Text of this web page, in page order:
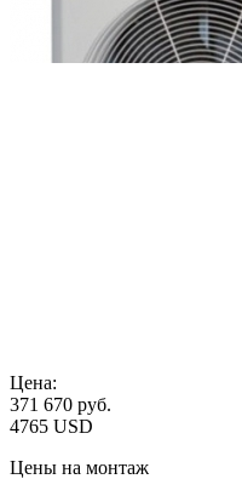
Цена:
371 670 руб.
4765 USD
Цены на монтаж